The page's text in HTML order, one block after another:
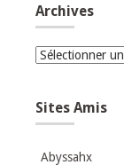
Archives
Archives
Sites Amis
Abyssahx